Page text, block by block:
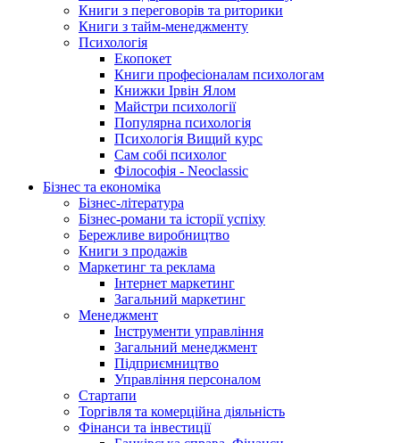
Книги з переговорів та риторики
Книги з тайм-менеджменту
Психологія
Екопокет
Книги професіоналам психологам
Книжки Ірвін Ялом
Майстри психології
Популярна психологія
Психологія Вищий курс
Сам собі психолог
Філософія - Neoclassic
Бізнес та економіка
Бізнес-література
Бізнес-романи та історії успіху
Бережливе виробництво
Книги з продажів
Маркетинг та реклама
Інтернет маркетинг
Загальний маркетинг
Менеджмент
Інструменти управління
Загальний менеджмент
Підприємництво
Управління персоналом
Стартапи
Торгівля та комерційна діяльність
Фінанси та інвестиції